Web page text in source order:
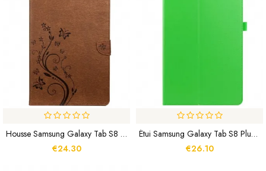
Housse Samsung Galaxy Tab S8 Plus / S7 Plus Papillons Floraux
€24.30
Étui Samsung Galaxy Tab S8 Plus / S7 Plus Simili Cuir Litchi
€26.10